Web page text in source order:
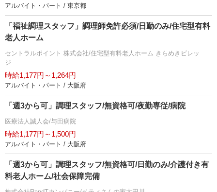
アルバイト・パート / 東京都
「福祉調理スタッフ」調理師免許必須/日勤のみ/住宅型有料
老人ホーム
セントラルポイント 株式会社/住宅型有料老人ホーム きらめきビレッ
ジ
時給1,177円～1,264円
アルバイト・パート / 大阪府
「週3から可」調理スタッフ/無資格可/夜勤専従/病院
医療法人誠人会/与田病院
時給1,177円～1,500円
アルバイト・パート / 大阪府
「週3から可」調理スタッフ/無資格可/日勤のみ/介護付き有
料老人ホーム/社会保障完備